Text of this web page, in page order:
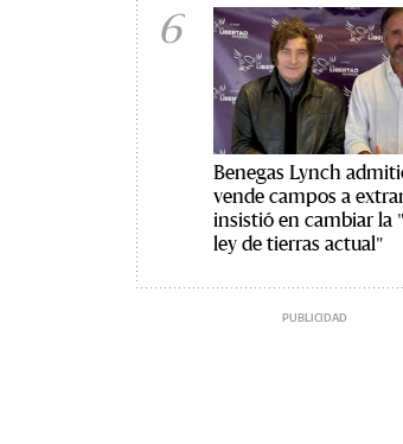
6
Benegas Lynch
vende campos a
insistió en cambiar la
ley de tierras actual"